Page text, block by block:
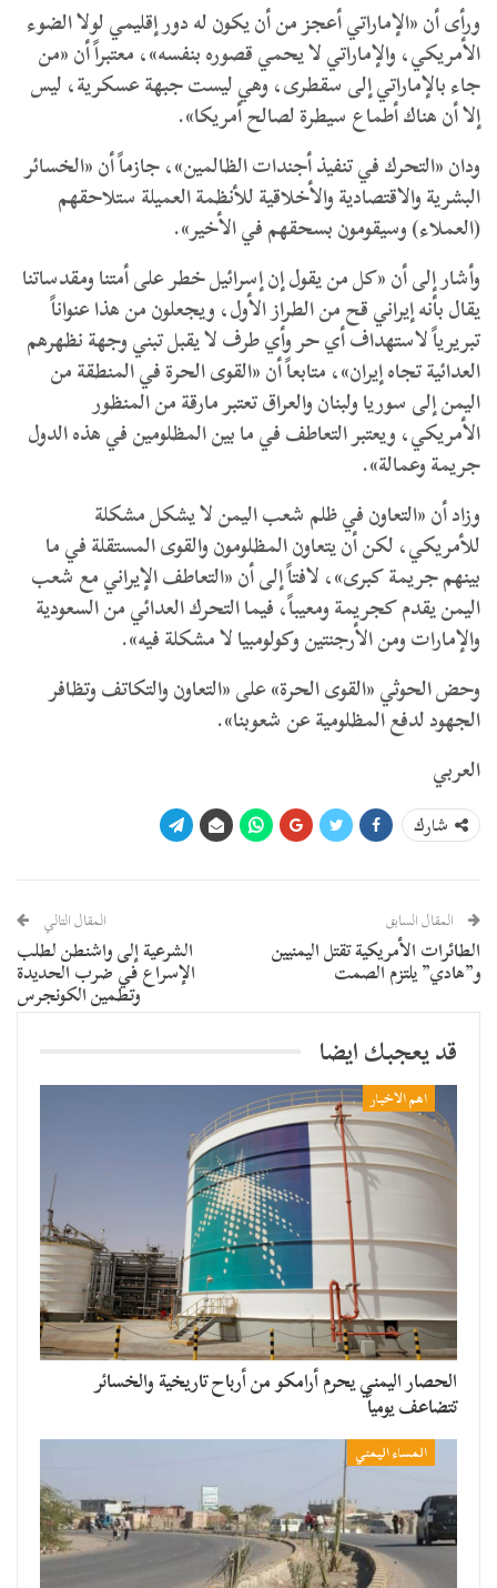
ورأى أن «الإماراتي أعجز من أن يكون له دور إقليمي لولا الضوء
الأمريكي، والإماراتي لا يحمي قصوره بنفسه»، معتبراً أن «من
جاء بالإماراتي إلى سقطرى، وهي ليست جبهة عسكرية، ليس
إلا أن هناك أطماع سيطرة لصالح أمريكا».
ودان «التحرك في تنفيذ أجندات الظالمين»، جازماً أن «الخسائر
البشرية والاقتصادية والأخلاقية للأنظمة العميلة ستلاحقهم
(العملاء) وسيقومون بسحقهم في الأخير».
وأشار إلى أن «كل من يقول إن إسرائيل خطر على أمتنا ومقدساتنا
يقال بأنه إيراني قح من الطراز الأول، ويجعلون من هذا عنواناً
تبريرياً لاستهداف أي حر وأي طرف لا يقبل تبني وجهة نظهرهم
العدائية تجاه إيران»، متابعاً أن «القوى الحرة في المنطقة من
اليمن إلى سوريا ولبنان والعراق تعتبر مارقة من المنظور
الأمريكي، ويعتبر التعاطف في ما بين المظلومين في هذه الدول
جريمة وعمالة».
وزاد أن «التعاون في ظلم شعب اليمن لا يشكل مشكلة
للأمريكي، لكن أن يتعاون المظلومون والقوى المستقلة في ما
بينهم جريمة كبرى»، لافتاً إلى أن «التعاطف الإيراني مع شعب
اليمن يقدم كجريمة ومعيباً، فيما التحرك العدائي من السعودية
والإمارات ومن الأرجنتين وكولومبيا لا مشكلة فيه».
وحض الحوثي «القوى الحرة» على «التعاون والتكاتف وتظافر
الجهود لدفع المظلومية عن شعوبنا».
العربي
شارك
المقال السابق
الطائرات الأمريكية تقتل اليمنيين
و”هادي” يلتزم الصمت
المقال التالي
الشرعية إلى واشنطن لطلب
الإسراع في ضرب الحديدة
وتطمين الكونجرس
قد يعجبك ايضا
اهم الاخبار
الحصار اليمني يحرم أرامكو من أرباح تاريخية والخسائر
تتضاعف يومياً
المساء اليمني